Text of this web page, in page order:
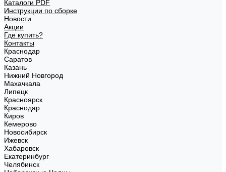
Каталоги PDF
Инструкции по сборке
Новости
Акции
Где купить?
Контакты
Краснодар
Саратов
Казань
Нижний Новгород
Махачкала
Липецк
Красноярск
Краснодар
Киров
Кемерово
Новосибирск
Ижевск
Хабаровск
Екатеринбург
Челябинск